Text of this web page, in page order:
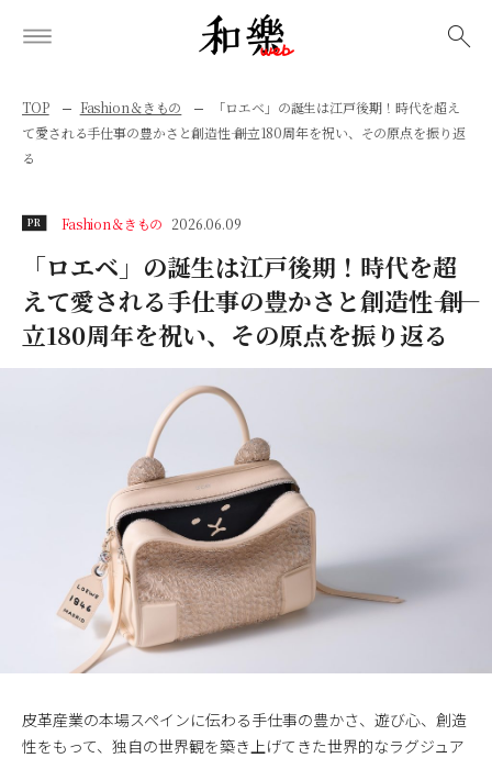
TOP Fashion＆きもの
「ロエベ」の誕生は江戸後期！時代を超え
て愛される手仕事の豊かさと創造性―― 創立180周年を祝い、その原点を振り返
る
PR Fashion＆きもの 2026.06.09
「ロエベ」の誕生は江戸後期！時代を超
えて愛される手仕事の豊かさと創造性―― 創
立180周年を祝い、その原点を振り返る
皮革産業の本場スペインに伝わる手仕事の豊かさ、遊び心、創造
性をもって、独自の世界観を築き上げてきた世界的なラグジュア